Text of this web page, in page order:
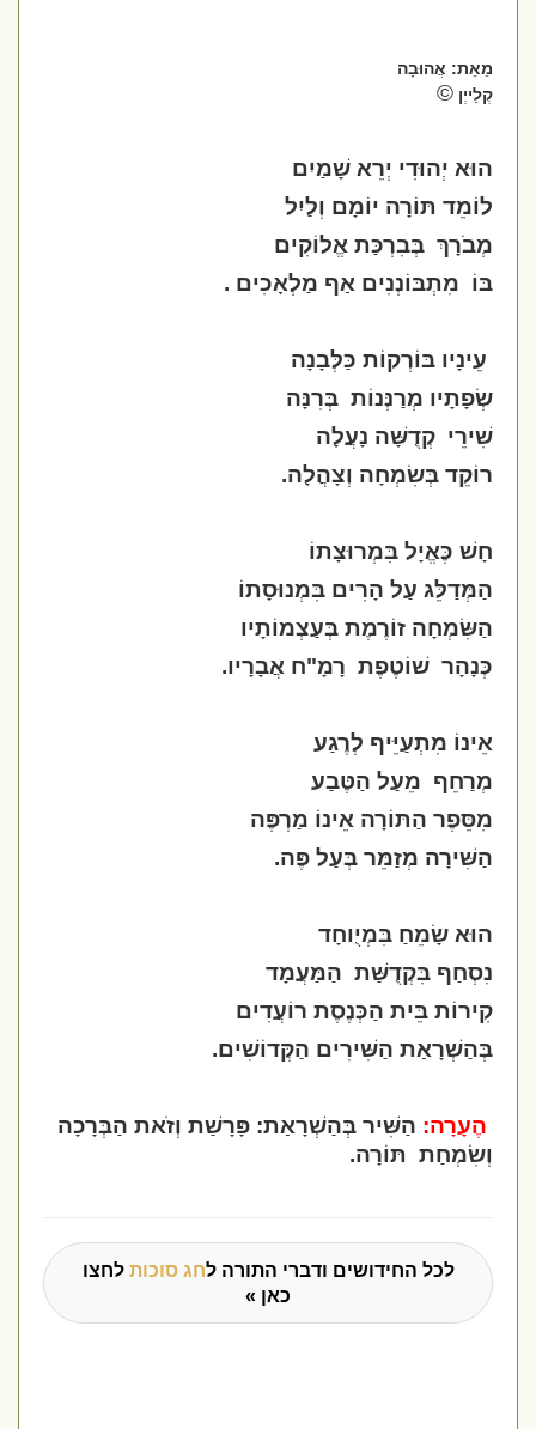
מֵאֵת: אֲהוּבָה
קְלַייְן©
הוּא יְהוּדִי יְרֵא שָׁמַיִם
לוֹמֵד תּוֹרָה יוֹמָם וְלַיִל
מְבֹרָךְ בְּבִרְכַּת אֱלוֹקִים
בּוֹ מִתְבּוֹנְנִים אַף מַלְאָכִים .
עֵינָיו בּוֹרְקוֹת כַּלְּבָנָה
שְׂפָתָיו מְרַנְּנוֹת בְּרִנָּה
שִׁירֵי קְדֻשָּׁה נָעֲלָה
רוֹקֵד בְּשִׂמְחָה וְצָהֲלָה.
חָשׁ כֶּאֱיָל בִּמְרוּצָתוֹ
הַמְּדַלֵּג עַל הָרִים בִּמְנוּסָתוֹ
הַשִּׂמְחָה זוֹרֶמֶת בְּעַצְמוֹתָיו
כְּנָהָר שׁוֹטֶפֶת רָמָ"ח אֲבָרָיו.
אֵינוֹ מִתְעַיֵּיף לְרֶגַע
מְרַחֵף מֵעַל הַטֶּבַע
מִסֵּפֶר הַתּוֹרָה אֵינוֹ מַרְפֶּה
הַשִּׁירָה מְזַמֵּר בְּעַל פֶּה.
הוּא שָׂמֵחַ בִּמְיֻוחָד
נִסְחַף בִּקְדֻשַּׁת הַמַּעֲמָד
קִירוֹת בֵּית הַכְּנֶסֶת רוֹעֲדִים
בְּהַשְׁרָאַת הַשִּׁירִים הַקְּדוֹשִׁים.
הֶעָרָה: הַשִּׁיר בְּהַשְׁרָאַת: פָּרָשַׁת וְזֹאת הַבְּרָכָה
וְשִׂמְחַת תּוֹרָה.
לכל החידושים ודברי התורה לחג סוכותלחצו
כאן »